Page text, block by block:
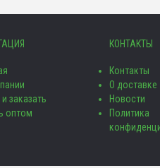
заказать
оптом
КОНТАКТЫ
Контакты
О доставке
Новости
Политика